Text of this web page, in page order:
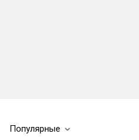
Популярные